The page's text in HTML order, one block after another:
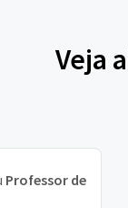
Veja
Professor de